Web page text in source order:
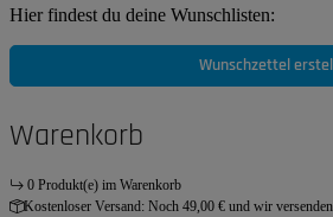
Hier findest du deine Wunschlisten:
Wunschzettel
Warenkorb
0 Produkt(e) im Warenkorb
Kostenloser Versand: Noch 49,00 € und wir